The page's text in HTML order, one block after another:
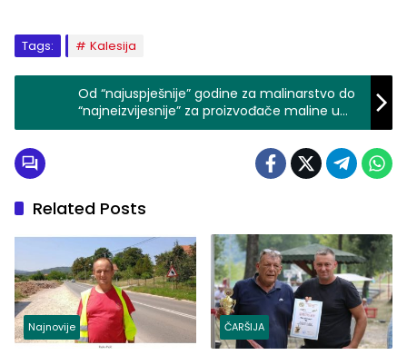
Tags: Kalesija
Od “najuspješnije” godine za malinarstvo do
“najneizvijesnije” za proizvođače maline u
regiji Birča
Related Posts
Najnovije ČARŠIJA